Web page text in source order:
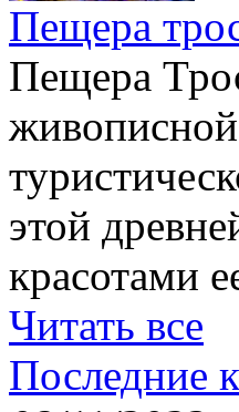
Пещера
Пещера
этой
красотами
Читать все
Последние